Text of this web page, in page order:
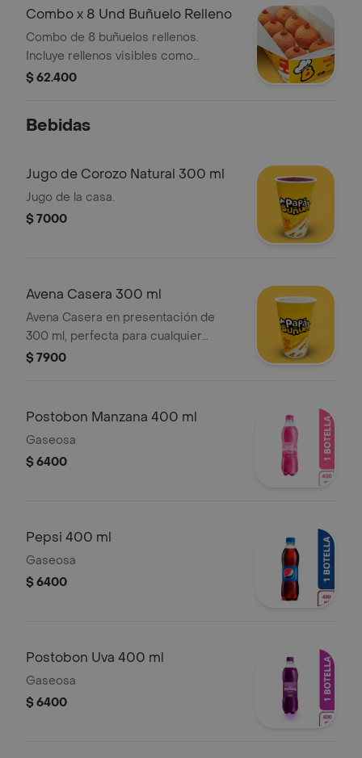
Combo x 8 Und Buñuelo Relleno
Combo de 8 buñuelos rellenos.
Incluye rellenos visibles como
mermelada.
$ 62.400
Bebidas
Jugo de Corozo Natural 300 ml
Jugo de la casa.
$ 7000
Avena Casera 300 ml
Avena Casera en presentación de
300 ml, perfecta para cualquier
momento del día.
$ 7900
Postobon Manzana 400 ml
Gaseosa
$ 6400
Pepsi 400 ml
Gaseosa
$ 6400
Postobon Uva 400 ml
Gaseosa
$ 6400